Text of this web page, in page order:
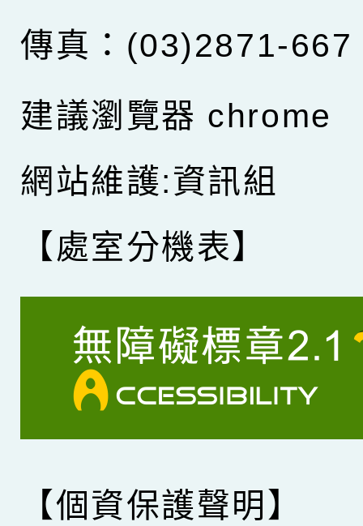
傳真：(03)2871-667
建議瀏覽器 chrome
網站維護:資訊組
【處室分機表】
【個資保護聲明】